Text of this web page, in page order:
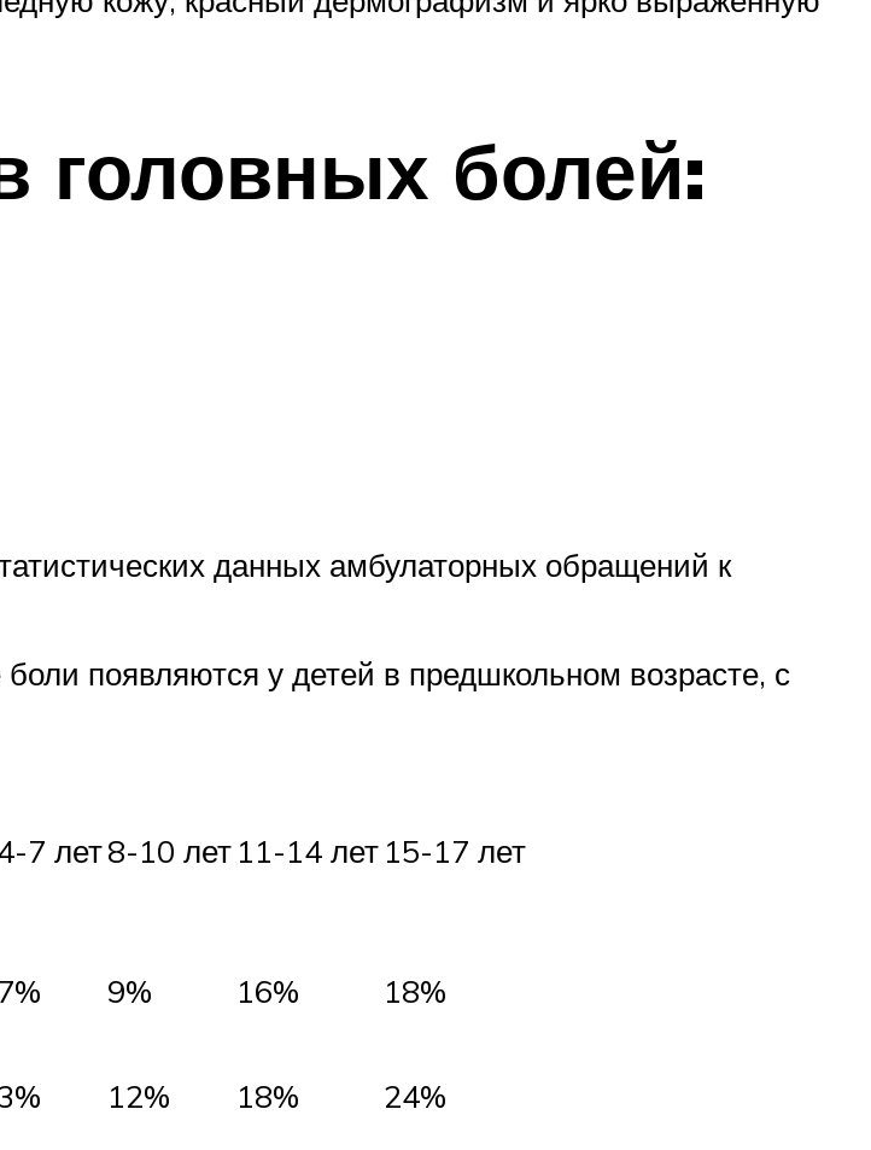
головных болей:
данных амбулаторных обращений к
появляются у детей в предшкольном возрасте, с
7 лет8-10 лет 11-14 лет 15-17 лет
7% 9% 16% 18%
12% 18% 24%